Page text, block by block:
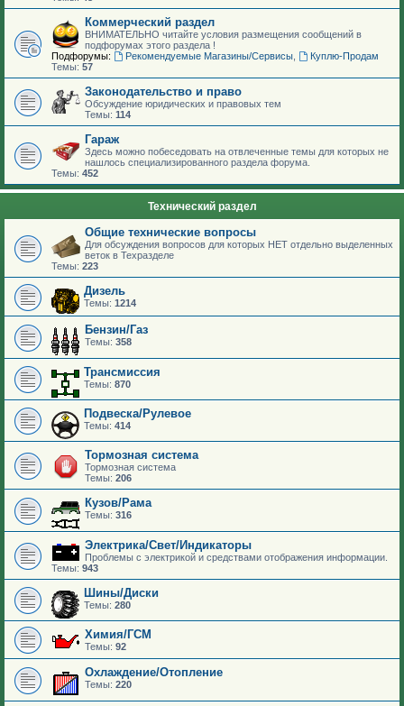
Коммерческий раздел
ВНИМАТЕЛЬНО читайте условия размещения сообщений в
подфорумах этого раздела !
Подфорумы:
Рекомендуемые Магазины/Сервисы,
Куплю-Продам
Темы: 57
Законодательство и право
Обсуждение юридических и правовых тем
Темы: 114
Гараж
Здесь можно побеседовать на отвлеченные темы для которых не
нашлось специализированного раздела форума.
Темы: 452
Технический раздел
Общие технические вопросы
Для обсуждения вопросов для которых НЕТ отдельно выделенных
веток в Техразделе
Темы: 223
Дизель
Темы: 1214
Бензин/Газ
Темы: 358
Трансмиссия
Темы: 870
Подвеска/Рулевое
Темы: 414
Тормозная система
Тормозная система
Темы: 206
Кузов/Рама
Темы: 316
Электрика/Свет/Индикаторы
Проблемы с электрикой и средствами отображения информации.
Темы: 943
Шины/Диски
Темы: 280
Химия/ГСМ
Темы: 92
Охлаждение/Отопление
Темы: 220